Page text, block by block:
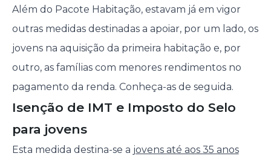
Além do Pacote Habitação, estavam já em vigor
outras medidas destinadas a apoiar, por um lado, os
jovens na aquisição da primeira habitação e, por
outro, as famílias com menores rendimentos no
pagamento da renda. Conheça-as de seguida.
Isenção de IMT e Imposto do Selo
para jovens
Esta medida destina-se a jovens até aos 35 anos